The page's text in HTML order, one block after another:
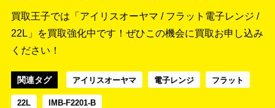
買取王子では「アイリスオーヤマ / フラット電子レンジ /
22L」を買取強化中です！ ぜひこの機会に買取お申し込み
ください！
関連タグ アイリスオーヤマ 電子レンジ フラット
22L IMB-F2201-B